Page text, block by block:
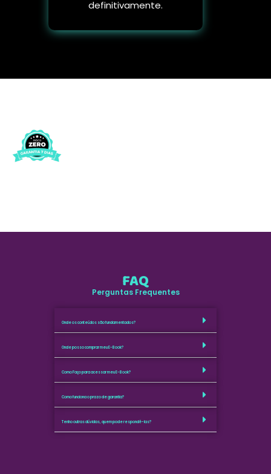
definitivamente.
FAQ
Perguntas Frequentes
Onde os conteúdos são fundamentados?
Onde posso comprar meu E-Book?
Como Faço para acessar meu E-Book?
Como funciona o prazo de garantia?
Tenho outras dúvidas, quem pode respondê-las?